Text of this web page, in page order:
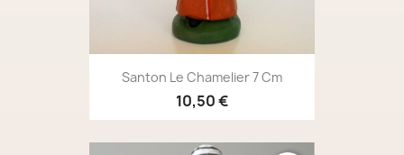
Santon Le Chamelier 7 Cm
10,50 €